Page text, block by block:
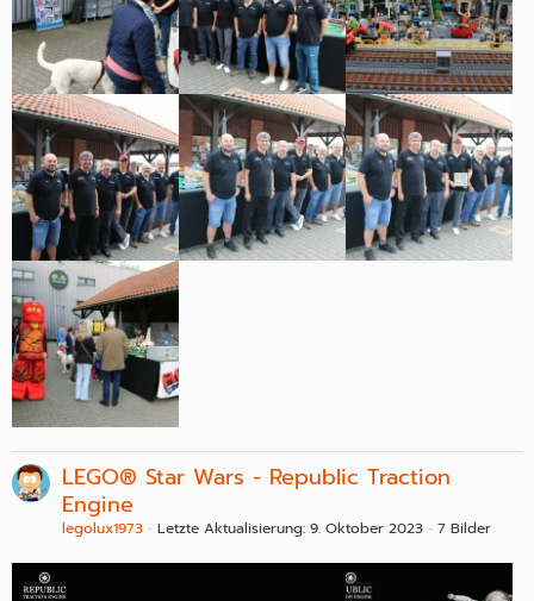
LEGO® Star Wars - Republic Traction
Engine
legolux1973 Letzte Aktualisierung: 9. Oktober 2023 7 Bilder